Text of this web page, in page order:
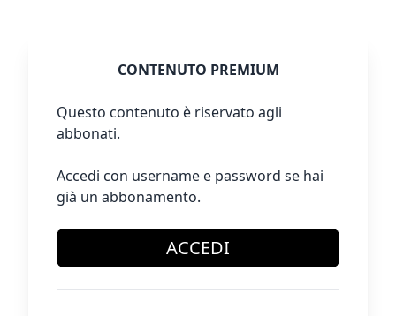
CONTENUTO PREMIUM
Questo contenuto è riservato agli
abbonati.
Accedi con username e password se hai
già un abbonamento.
ACCEDI